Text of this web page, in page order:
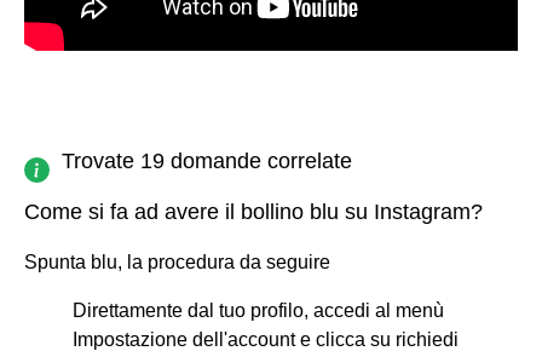
Trovate 19 domande correlate
Come si fa ad avere il bollino blu su Instagram?
Spunta blu, la procedura da seguire
Direttamente dal tuo profilo, accedi al menù
Impostazione dell'account e clicca su richiedi